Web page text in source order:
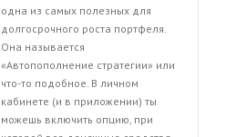
одна из самых полезных для
долгосрочного роста портфеля.
Она называется
«Автопополнение стратегии» или
что-то подобное. В личном
кабинете (и в приложении) ты
можешь включить опцию, при